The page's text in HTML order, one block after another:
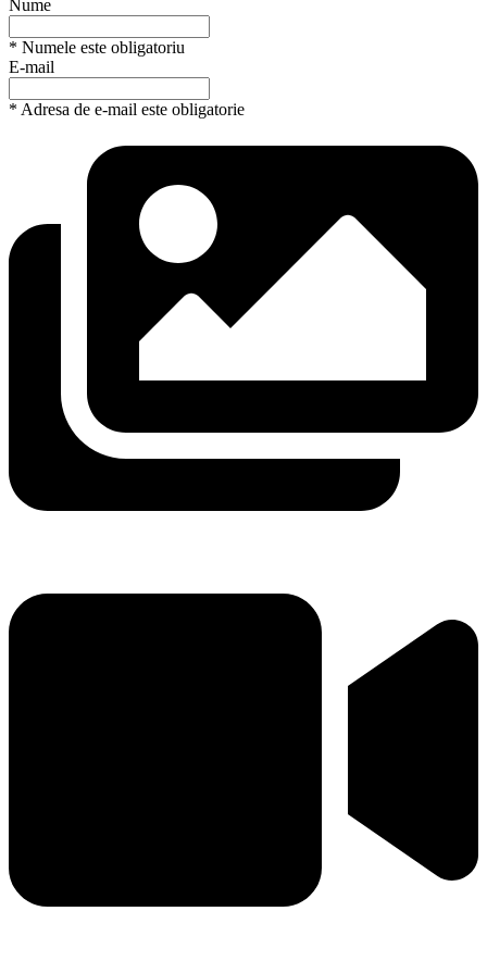
Nume
* Numele este obligatoriu
E-mail
* Adresa de e-mail este obligatorie